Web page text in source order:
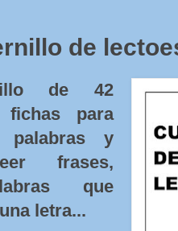
de
de 42
fichas para
palabras y
frases,
que
letra...